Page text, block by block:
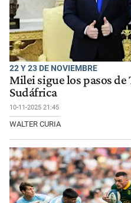
22 Y 23 DE NOVIEMBRE
Milei sigue los pasos
Sudáfrica
10-11-2025 21:45
WALTER CURIA